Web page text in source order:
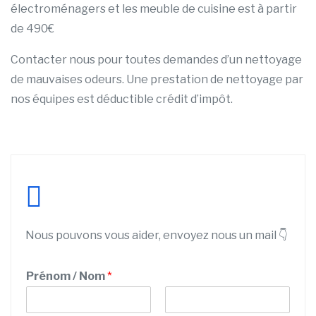
électroménagers et les meuble de cuisine est à partir
de 490€
Contacter nous pour toutes demandes d’un nettoyage
de mauvaises odeurs. Une prestation de nettoyage par
nos équipes est déductible crédit d’impôt.
Nous pouvons vous aider, envoyez nous un mail 👇
Prénom / Nom*